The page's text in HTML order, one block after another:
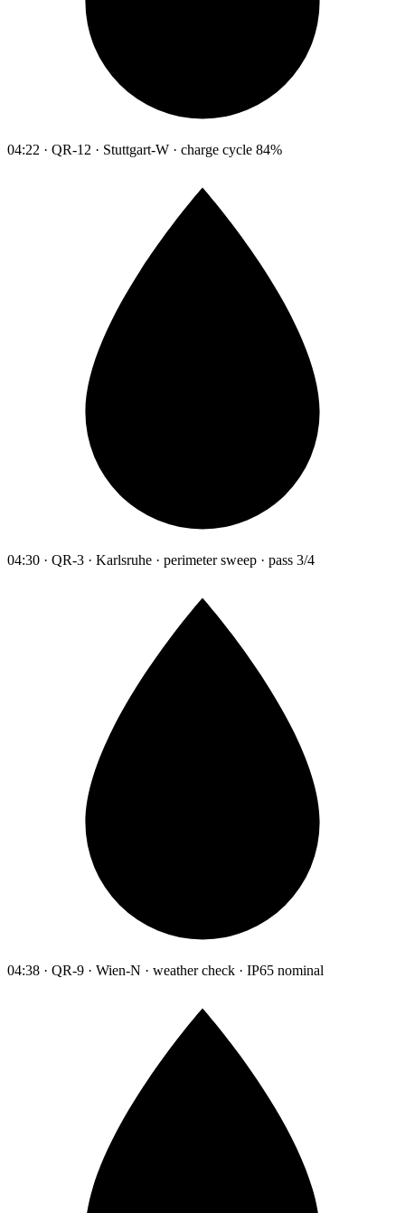
04:22 · QR-12 · Stuttgart-W · charge cycle 84%
04:30 · QR-3 · Karlsruhe · perimeter sweep · pass 3/4
04:38 · QR-9 · Wien-N · weather check · IP65 nominal